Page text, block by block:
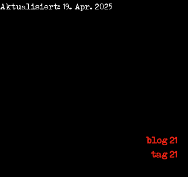
Aktualisiert: 19. Apr. 2025
blog 21
tag 21